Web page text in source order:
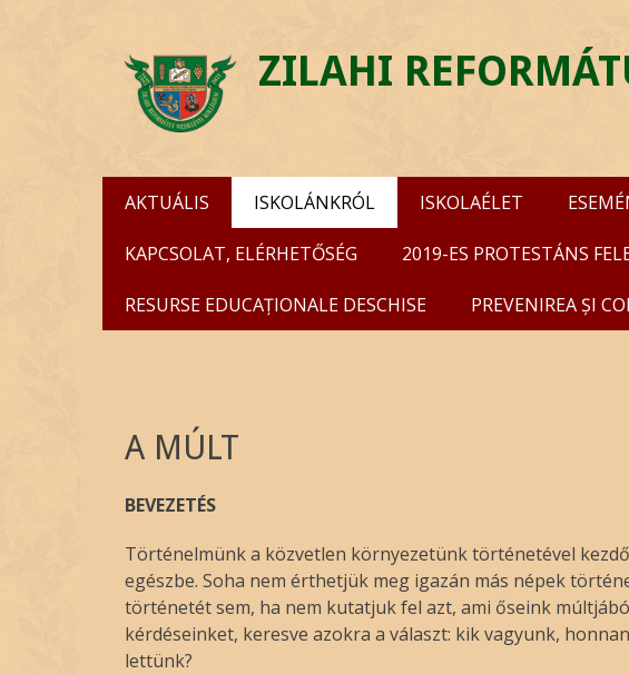
ZILAHI
Primary Menu
Skip
content
AKTUÁLIS ISKOLÁNKRÓL ISKOLAÉLET
KAPCSOLAT, ELÉRHETŐSÉG 2019-ES PROTESTÁNS
RESURSE EDUCAȚIONALE DESCHISE PREVENIREA ȘI
A MÚLT
BEVEZETÉS
Történelmünk a közvetlen környezetünk történetével
egészbe. Soha nem érthetjük meg igazán más népek
történetét sem, ha nem kutatjuk fel azt, ami őseink
kérdéseinket, keresve azokra a választ: kik vagyunk,
lettünk?